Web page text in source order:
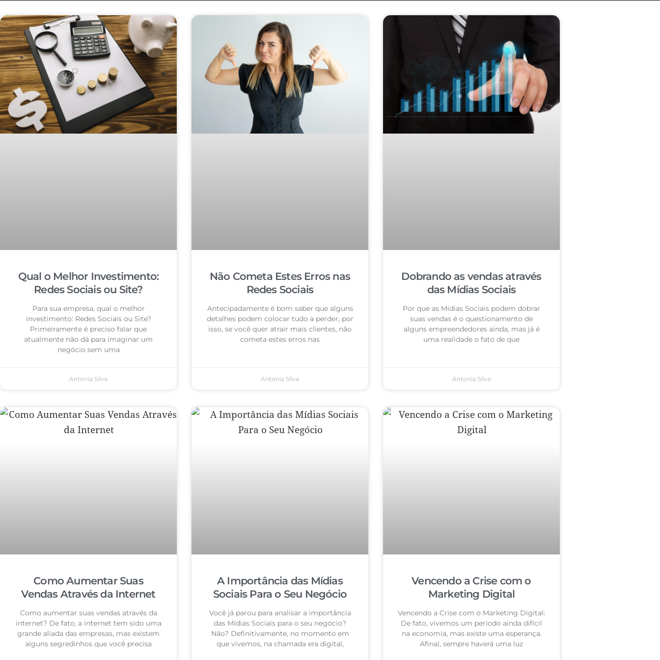
Qual o Melhor Investimento:
Redes Sociais ou Site?
Para sua empresa, qual o melhor
investimento: Redes Sociais ou Site?
Primeiramente é preciso falar que
atualmente não dá para imaginar um
negócio sem uma
Antonia Silva
Não Cometa Estes Erros nas
Redes Sociais
Antecipadamente é bom saber que alguns
detalhes podem colocar tudo a perder, por
isso, se você quer atrair mais clientes, não
cometa estes erros nas
Antonia Silva
Dobrando as vendas através
das Mídias Sociais
Por que as Mídias Sociais podem dobrar
suas vendas é o questionamento de
alguns empreendedores ainda, mas já é
uma realidade o fato de que
Antonia Silva
Como Aumentar Suas
Vendas Através da Internet
Como aumentar suas vendas através da
internet? De fato, a internet tem sido uma
grande aliada das empresas, mas existem
alguns segredinhos que você precisa
A Importância das Mídias
Sociais Para o Seu Negócio
Você já parou para analisar a importância
das Mídias Sociais para o seu negócio?
Não? Definitivamente, no momento em
que vivemos, na chamada era digital,
Vencendo a Crise com o
Marketing Digital
Vencendo a Crise com o Marketing Digital:
De fato, vivemos um período ainda difícil
na economia, mas existe uma esperança.
Afinal, sempre haverá uma luz